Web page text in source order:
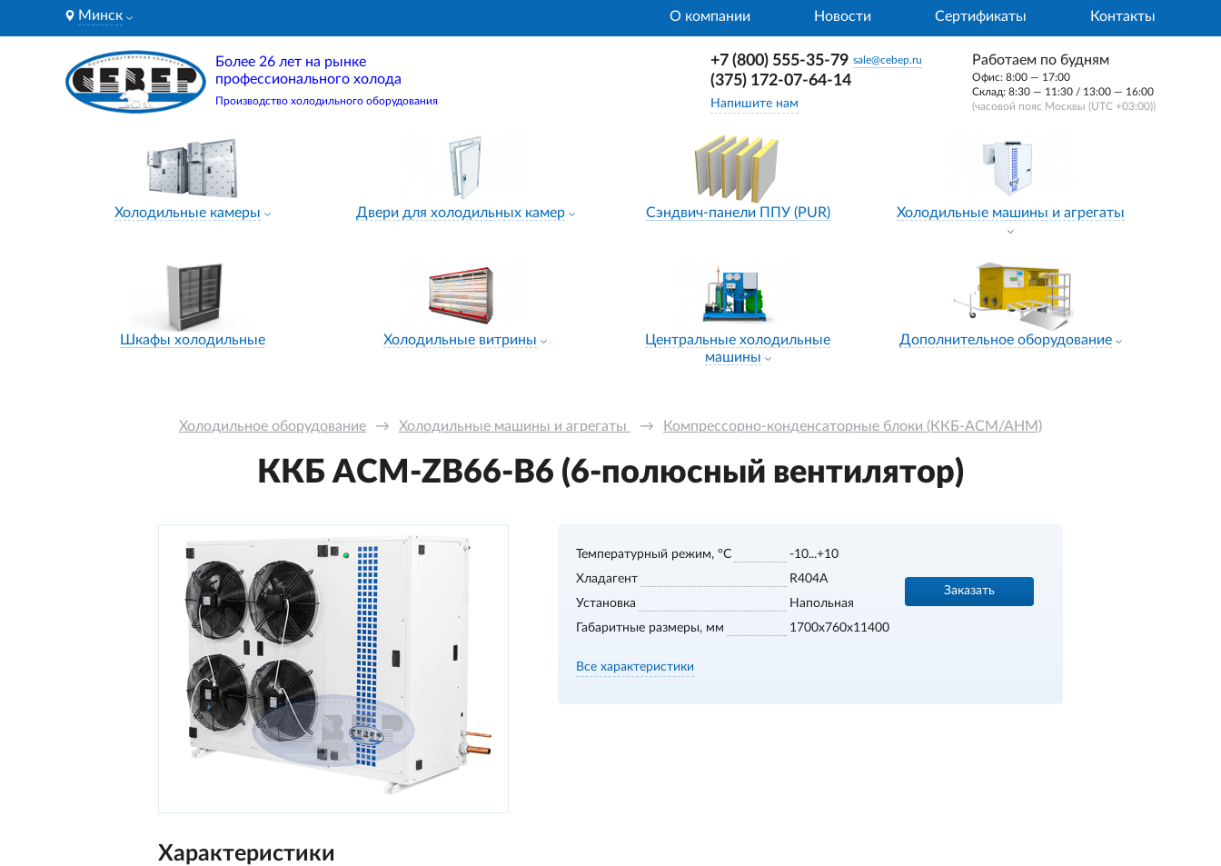
Минск О компании Новости Сертификаты Контакты
Более 26 лет на рынке
профессионального холода
Производство холодильного оборудования
+7 (800) 555-35-79 sale@cebep.ru
(375) 172-07-64-14
Напишите нам
Работаем по будням
Офис: 8:00 — 17:00
Склад: 8:30 — 11:30 / 13:00 — 16:00
(часовой пояс Москвы (UTC +03:00))
Холодильные камеры Двери для холодильных камер Сэндвич-панели ППУ (PUR) Холодильные машины и агрегаты
Шкафы холодильные Холодильные витрины
Центральные холодильные
машины
Дополнительное оборудование
Холодильное оборудование → Холодильные машины и агрегаты → Компрессорно-конденсаторные блоки (ККБ-АСМ/АНМ)
ККБ ACM-ZB66-B6 (6-полюсный вентилятор)
Температурный режим, °С
-10...+10
Хладагент
R404A
Установка
Напольная
Габаритные размеры, мм
1700х760х11400
Заказать
Все характеристики
Характеристики